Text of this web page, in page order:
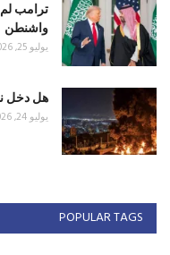
ترامب
واشنطن
يوليو 25, 2026
هل دخل
يوليو 24, 2026
POPULAR TAGS